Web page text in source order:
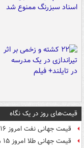
قیمت‌های روز در یک نگاه
قیمت جهانی نفت امروز ۱۶ مرداد
قیمت جهانی طلا امروز ۱۵ مرداد